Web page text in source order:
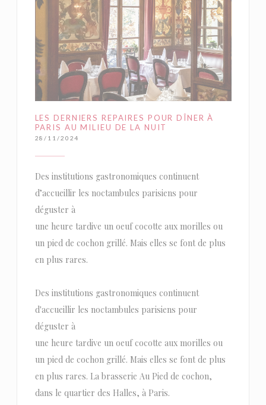
LES DERNIERS REPAIRES POUR DÎNER À
PARIS AU MILIEU DE LA NUIT
28/11/2024
Des institutions gastronomiques continuent
d’accueillir les noctambules parisiens pour
déguster à
une heure tardive un oeuf cocotte aux morilles ou
un pied de cochon grillé. Mais elles se font de plus
en plus rares.
Des institutions gastronomiques continuent
d'accueillir les noctambules parisiens pour
déguster à
une heure tardive un oeuf cocotte aux morilles ou
un pied de cochon grillé. Mais elles se font de plus
en plus rares. La brasserie Au Pied de cochon,
dans le quartier des Halles, à Paris.